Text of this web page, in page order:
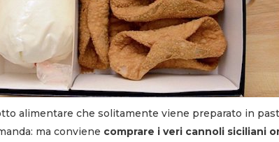
alimentare che solitamente viene preparato in
ma conviene comprare i veri cannoli siciliani